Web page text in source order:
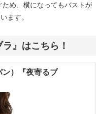
め、横になってもバストが
ます。
』はこちら！
）『夜寄るブ